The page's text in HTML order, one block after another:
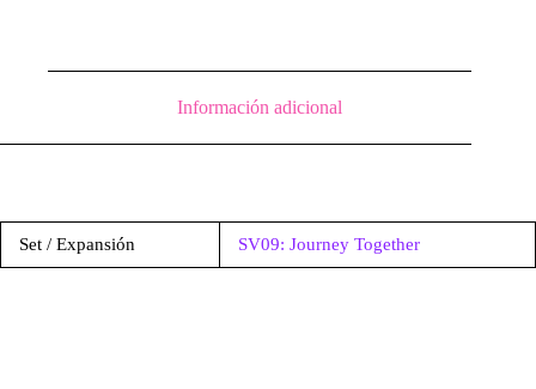
Información adicional
Set / Expansión SV09: Journey Together